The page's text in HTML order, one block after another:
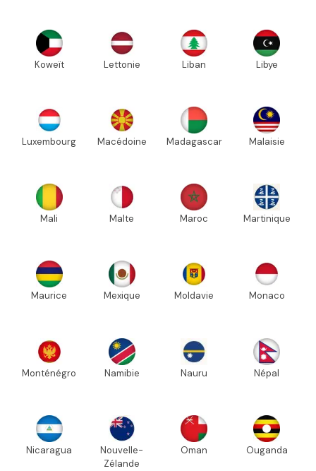
Koweït Lettonie Liban Libye
Luxembourg Macédoine Madagascar Malaisie
Mali Malte Maroc Martinique
Maurice Mexique Moldavie Monaco
Monténégro Namibie Nauru Népal
Nicaragua
Nouvelle-
Zélande
Oman Ouganda